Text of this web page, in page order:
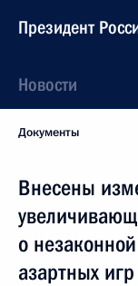
Президент
Новости
Документы
Внесены
о
азартных игр